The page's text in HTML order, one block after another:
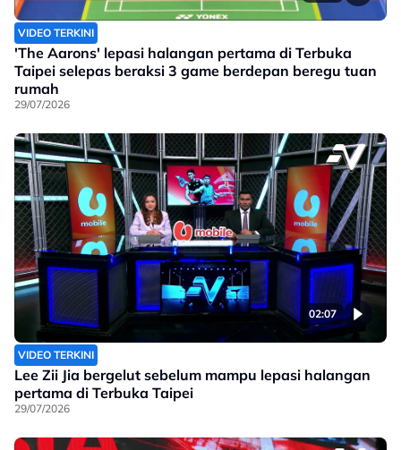
VIDEO TERKINI
'The Aarons' lepasi halangan pertama di Terbuka
Taipei selepas beraksi 3 game berdepan beregu tuan
rumah
29/07/2026
02:07
VIDEO TERKINI
Lee Zii Jia bergelut sebelum mampu lepasi halangan
pertama di Terbuka Taipei
29/07/2026